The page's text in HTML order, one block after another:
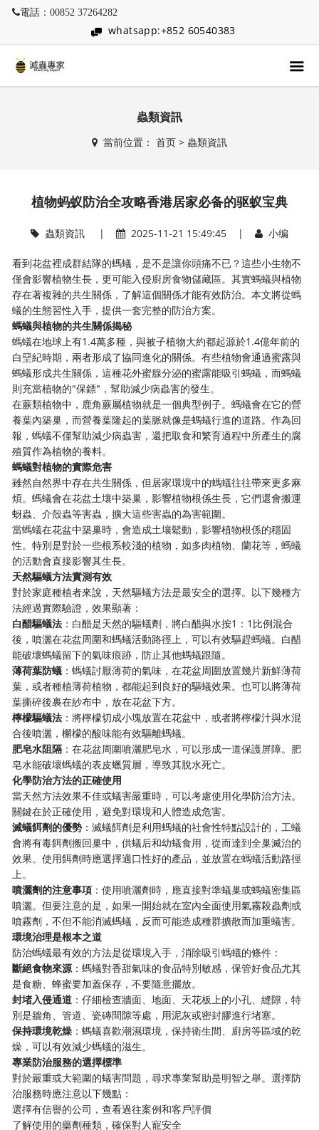
電話：00852 37264282
whatsapp:+852 60540383
蟲類資訊
當前位置： 首页> 蟲類資訊
植物蚂蚁防治全攻略香港居家必备的驱蚁宝典
蟲類資訊| 2025-11-21 15:49:45 | 小编
看到花盆裡成群結隊的螞蟻，是不是讓你頭痛不已？這些小生物不
僅會影響植物生長，更可能入侵廚房食物儲藏區。其實螞蟻與植物
存在著複雜的共生關係，了解這個關係才能有效防治。本文將從螞
蟻的生態習性入手，提供一套完整的防治方案。
螞蟻與植物的共生關係揭秘
螞蟻在地球上有1.4萬多種，與被子植物大約都起源於1.4億年前的
白堊紀時期，兩者形成了協同進化的關係。有些植物會通過蜜露與
螞蟻形成共生關係，這種花外蜜腺分泌的蜜露能吸引螞蟻，而螞蟻
則充當植物的"保鏢"，幫助減少病蟲害的發生。
在蕨類植物中，鹿角蕨屬植物就是一個典型例子。螞蟻會在它的營
養葉內築巢，而營養葉隆起的葉脈就像是螞蟻行進的道路。作為回
報，螞蟻不僅幫助減少病蟲害，還把取食和繁育過程中所產生的腐
殖質作為植物的養料。
螞蟻對植物的實際危害
雖然自然界中存在共生關係，但居家環境中的螞蟻往往帶來更多麻
煩。螞蟻會在花盆土壤中築巢，影響植物根係生長，它們還會搬運
蚜蟲、介殼蟲等害蟲，擴大這些害蟲的為害範圍。
當螞蟻在花盆中築巢時，會造成土壤鬆動，影響植物根係的穩固
性。特別是對於一些根系較淺的植物，如多肉植物、蘭花等，螞蟻
的活動會直接影響其生長。
天然驅蟻方法實測有效
對於家庭種植者來說，天然驅蟻方法是最安全的選擇。以下幾種方
法經過實際驗證，效果顯著：
白醋驅蟻法 ：白醋是天然的驅蟻劑，將白醋與水按1：1比例混合
後，噴灑在花盆周圍和螞蟻活動路徑上，可以有效驅趕螞蟻。白醋
能破壞螞蟻留下的氣味痕跡，防止其他螞蟻跟隨。
薄荷葉防蟻 ：螞蟻討厭薄荷的氣味，在花盆周圍放置幾片新鮮薄荷
葉，或者種植薄荷植物，都能起到良好的驅蟻效果。也可以將薄荷
葉撕碎後裹在紗布中，放在花盆下方。
檸檬驅蟻法 ：將檸檬切成小塊放置在花盆中，或者將檸檬汁與水混
合後噴灑，檞檬的酸味能有效驅離螞蟻。
肥皂水阻隔 ：在花盆周圍噴灑肥皂水，可以形成一道保護屏障。肥
皂水能破壞螞蟻的表皮蠟質層，導致其脫水死亡。
化學防治方法的正確使用
當天然方法效果不佳或蟻害嚴重時，可以考慮使用化學防治方法。
關鍵在於正確使用，避免對環境和人體造成危害。
滅蟻餌劑的優勢 ：滅蟻餌劑是利用螞蟻的社會性特點設計的，工蟻
會將有毒餌劑搬回巢中，供蟻后和幼蟻食用，從而達到全巢滅治的
效果。使用餌劑時應選擇適口性好的產品，並放置在螞蟻活動路徑
上。
噴灑劑的注意事項 ：使用噴灑劑時，應直接對準蟻巢或螞蟻密集區
噴灑。但要注意的是，如果一開始就在室內全面使用氣霧殺蟲劑或
噴霧劑，不但不能消滅螞蟻，反而可能造成種群擴散而加重蟻害。
環境治理是根本之道
防治螞蟻最有效的方法是從環境入手，消除吸引螞蟻的條件：
斷絕食物來源：螞蟻對香甜氣味的食品特別敏感，保管好食品尤其
是食糖、蜂蜜要加蓋保存，不要隨意擺放。
封堵入侵通道 ：仔細檢查牆面、地面、天花板上的小孔、縫隙，特
別是牆角、管道、瓷磚間隙等處，用泥灰或密封膠進行堵塞。
保持環境乾燥 ：螞蟻喜歡潮濕環境，保持衛生間、廚房等區域的乾
燥，可以有效減少螞蟻的滋生。
專業防治服務的選擇標準
對於嚴重或大範圍的蟻害問題，尋求專業幫助是明智之舉。選擇防
治服務時應注意以下幾點：
選擇有信譽的公司，查看過往案例和客戶評價
了解使用的藥劑種類，確保對人寵安全